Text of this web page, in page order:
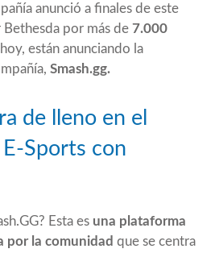
anunció a finales de este
Bethesda por más de 7.000
están anunciando la
Smash.gg.
de lleno en el
Sports con
Esta es una plataforma
por la comunidad que se centra